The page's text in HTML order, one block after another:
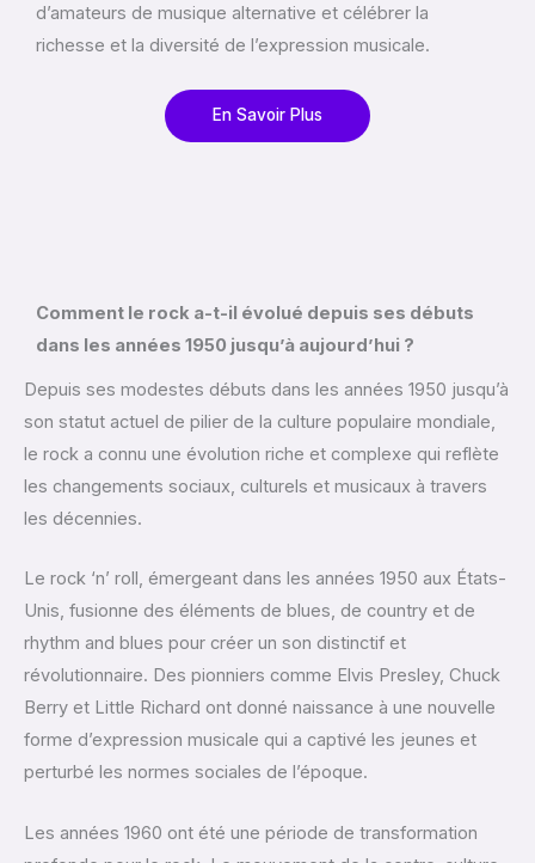
d’amateurs de musique alternative et célébrer la
richesse et la diversité de l’expression musicale.
En Savoir Plus
Comment le rock a-t-il évolué depuis ses débuts
dans les années 1950 jusqu’à aujourd’hui ?
Depuis ses modestes débuts dans les années 1950 jusqu’à
son statut actuel de pilier de la culture populaire mondiale,
le rock a connu une évolution riche et complexe qui reflète
les changements sociaux, culturels et musicaux à travers
les décennies.
Le rock ‘n’ roll, émergeant dans les années 1950 aux États-
Unis, fusionne des éléments de blues, de country et de
rhythm and blues pour créer un son distinctif et
révolutionnaire. Des pionniers comme Elvis Presley, Chuck
Berry et Little Richard ont donné naissance à une nouvelle
forme d’expression musicale qui a captivé les jeunes et
perturbé les normes sociales de l’époque.
Les années 1960 ont été une période de transformation